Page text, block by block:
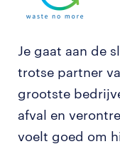
Je gaat aan de
trotse partner
grootste
afval en
voelt goed om